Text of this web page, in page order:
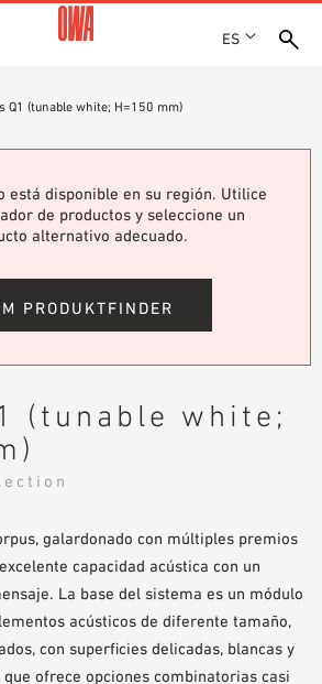
ES
PÚBLICAS
(DOP)
Q1 (tunable white; H=150 mm)
está disponible en su región. Utilice
de productos y seleccione un
alternativo adecuado.
PRODUKTFINDER
(tunable white;
galardonado con múltiples premios
capacidad acústica con un
La base del sistema es un módulo
acústicos de diferente tamaño,
con superficies delicadas, blancas y
ofrece opciones combinatorias casi